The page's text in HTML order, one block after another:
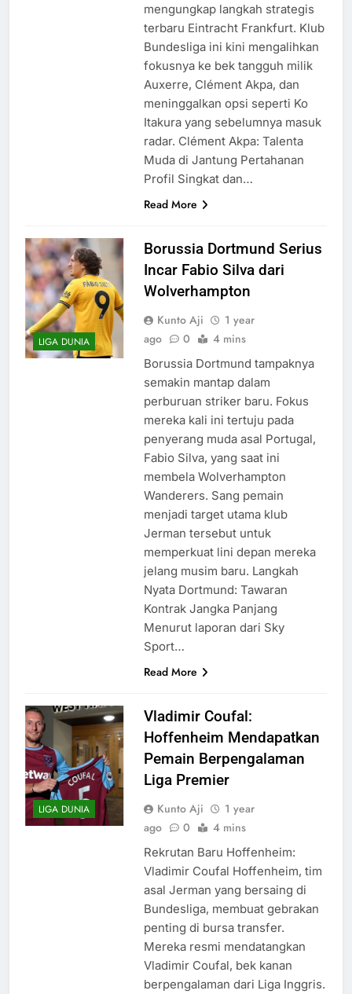
mengungkap langkah strategis
terbaru Eintracht Frankfurt. Klub
Bundesliga ini kini mengalihkan
fokusnya ke bek tangguh milik
Auxerre, Clément Akpa, dan
meninggalkan opsi seperti Ko
Itakura yang sebelumnya masuk
radar. Clément Akpa: Talenta
Muda di Jantung Pertahanan
Profil Singkat dan…
Read More
LIGA DUNIA
Borussia Dortmund Serius
Incar Fabio Silva dari
Wolverhampton
Kunto Aji
1 year
ago
0 4 mins
Borussia Dortmund tampaknya
semakin mantap dalam
perburuan striker baru. Fokus
mereka kali ini tertuju pada
penyerang muda asal Portugal,
Fabio Silva, yang saat ini
membela Wolverhampton
Wanderers. Sang pemain
menjadi target utama klub
Jerman tersebut untuk
memperkuat lini depan mereka
jelang musim baru. Langkah
Nyata Dortmund: Tawaran
Kontrak Jangka Panjang
Menurut laporan dari Sky
Sport…
Read More
LIGA DUNIA
Vladimir Coufal:
Hoffenheim Mendapatkan
Pemain Berpengalaman
Liga Premier
Kunto Aji
1 year
ago
0 4 mins
Rekrutan Baru Hoffenheim:
Vladimir Coufal Hoffenheim, tim
asal Jerman yang bersaing di
Bundesliga, membuat gebrakan
penting di bursa transfer.
Mereka resmi mendatangkan
Vladimir Coufal, bek kanan
berpengalaman dari Liga Inggris.